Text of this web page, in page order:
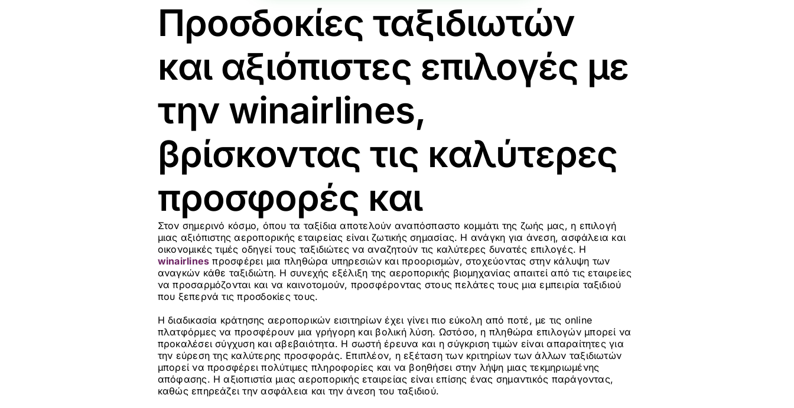
Προσδοκίες ταξιδιωτών
και αξιόπιστες επιλογές με
την winairlines,
βρίσκοντας τις καλύτερες
προσφορές και
Στον σημερινό κόσμο, όπου τα ταξίδια αποτελούν αναπόσπαστο κομμάτι της ζωής μας, η επιλογή
μιας αξιόπιστης αεροπορικής εταιρείας είναι ζωτικής σημασίας. Η ανάγκη για άνεση, ασφάλεια και
οικονομικές τιμές οδηγεί τους ταξιδιώτες να αναζητούν τις καλύτερες δυνατές επιλογές. Η
winairlines προσφέρει μια πληθώρα υπηρεσιών και προορισμών, στοχεύοντας στην κάλυψη των
αναγκών κάθε ταξιδιώτη. Η συνεχής εξέλιξη της αεροπορικής βιομηχανίας απαιτεί από τις εταιρείες
να προσαρμόζονται και να καινοτομούν, προσφέροντας στους πελάτες τους μια εμπειρία ταξιδιού
που ξεπερνά τις προσδοκίες τους.
Η διαδικασία κράτησης αεροπορικών εισιτηρίων έχει γίνει πιο εύκολη από ποτέ, με τις online
πλατφόρμες να προσφέρουν μια γρήγορη και βολική λύση. Ωστόσο, η πληθώρα επιλογών μπορεί να
προκαλέσει σύγχυση και αβεβαιότητα. Η σωστή έρευνα και η σύγκριση τιμών είναι απαραίτητες για
την εύρεση της καλύτερης προσφοράς. Επιπλέον, η εξέταση των κριτηρίων των άλλων ταξιδιωτών
μπορεί να προσφέρει πολύτιμες πληροφορίες και να βοηθήσει στην λήψη μιας τεκμηριωμένης
απόφασης. Η αξιοπιστία μιας αεροπορικής εταιρείας είναι επίσης ένας σημαντικός παράγοντας,
καθώς επηρεάζει την ασφάλεια και την άνεση του ταξιδιού.